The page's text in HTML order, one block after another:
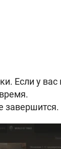
Если у вас
завершится.